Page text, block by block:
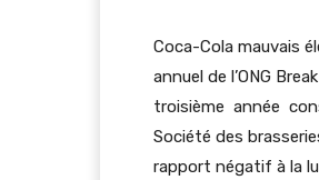
Coca-Cola mauvais
annuel de l’ONG
troisième année
Société des
rapport négatif à la